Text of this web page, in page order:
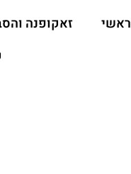
ראשי זאקופנה